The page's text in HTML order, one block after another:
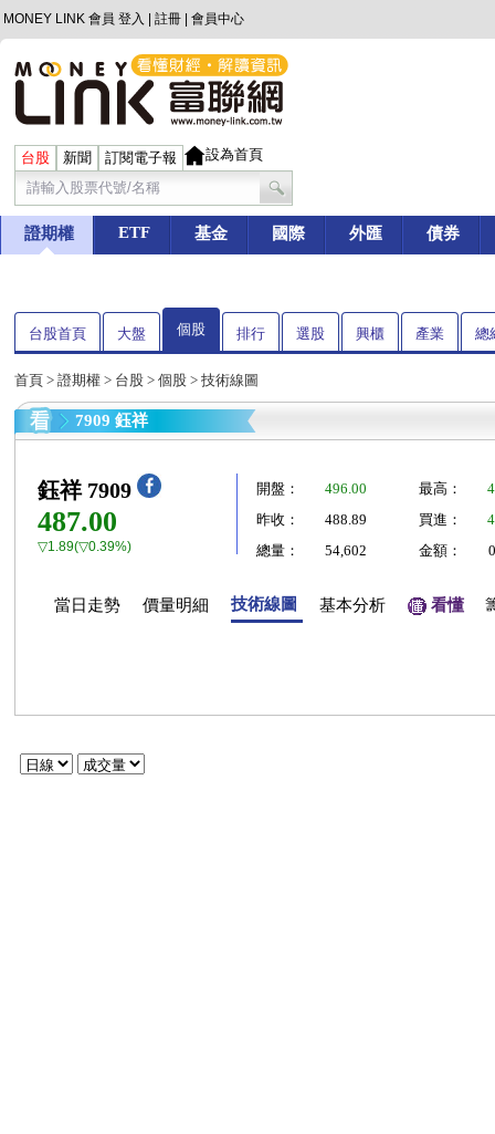
MONEY LINK 會員 登入 註冊 會員中心
台股 新聞 訂閱電子報 設為首頁
證期權 ETF 基金 國際 外匯 債券
台股首頁 大盤 個股 排行 選股 興櫃 產業 總
首頁 > 證期權 > 台股 > 個股 > 技術線圖
7909 鈺祥
鈺祥 7909
487.00
▽1.89(▽0.39%)
開盤： 496.00 最高：
昨收：
488.89 買進：
總量：
54,602 金額：
當日走勢 價量明細 技術線圖 基本分析 看懂